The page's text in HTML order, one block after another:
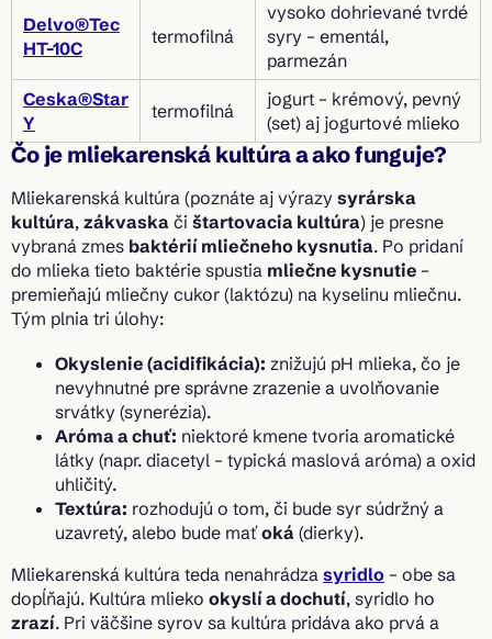
Delvo®Tec
HT-10C
termofilná
vysoko dohrievané tvrdé
syry – ementál,
parmezán
Ceska®Star
Y
termofilná
jogurt – krémový, pevný
(set) aj jogurtové mlieko
Čo je mliekarenská kultúra a ako funguje?
Mliekarenská kultúra (poznáte aj výrazy syrárska
kultúra, zákvaska či štartovacia kultúra) je presne
vybraná zmes baktérií mliečneho kysnutia. Po pridaní
do mlieka tieto baktérie spustia mliečne kysnutie –
premieňajú mliečny cukor (laktózu) na kyselinu mliečnu.
Tým plnia tri úlohy:
Okyslenie (acidifikácia): znižujú pH mlieka, čo je
nevyhnutné pre správne zrazenie a uvolňovanie
srvátky (synerézia).
Aróma a chuť: niektoré kmene tvoria aromatické
látky (napr. diacetyl – typická maslová aróma) a oxid
uhličitý.
Textúra: rozhodujú o tom, či bude syr súdržný a
uzavretý, alebo bude maťoká (dierky).
Mliekarenská kultúra teda nenahrádza syridlo – obe sa
dopĺňajú. Kultúra mlieko okyslí a dochutí, syridlo ho
zrazí. Pri väčšine syrov sa kultúra pridáva ako prvá a